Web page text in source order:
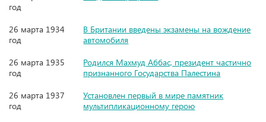
год
26 марта 1934
год
В Британии введены экзамены на вождение
автомобиля
26 марта 1935
год
Родился Махмуд Аббас, президент частично
признанного Государства Палестина
26 марта 1937
год
Установлен первый в мире памятник
мультипликационному герою